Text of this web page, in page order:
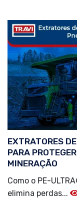
EXTRATORES
PARA
MINERAÇÃO
Como o PE-
elimina perdas...